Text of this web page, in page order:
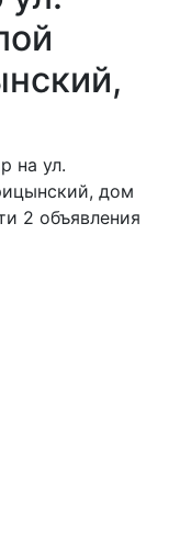
на ул.
дом
2 объявления